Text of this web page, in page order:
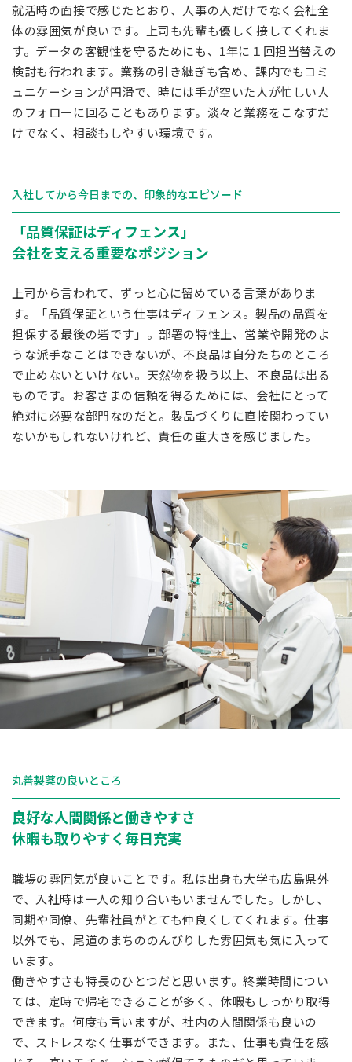
就活時の面接で感じたとおり、人事の人だけでなく会社全
体の雰囲気が良いです。上司も先輩も優しく接してくれま
す。データの客観性を守るためにも、1年に１回担当替えの
検討も行われます。業務の引き継ぎも含め、課内でもコミ
ュニケーションが円滑で、時には手が空いた人が忙しい人
のフォローに回ることもあります。淡々と業務をこなすだ
けでなく、相談もしやすい環境です。
入社してから今日までの、印象的なエピソード
「品質保証はディフェンス」
会社を支える重要なポジション
上司から言われて、ずっと心に留めている言葉がありま
す。「品質保証という仕事はディフェンス。製品の品質を
担保する最後の砦です」。部署の特性上、営業や開発のよ
うな派手なことはできないが、不良品は自分たちのところ
で止めないといけない。天然物を扱う以上、不良品は出る
ものです。お客さまの信頼を得るためには、会社にとって
絶対に必要な部門なのだと。製品づくりに直接関わってい
ないかもしれないけれど、責任の重大さを感じました。
丸善製薬の良いところ
良好な人間関係と働きやすさ
休暇も取りやすく毎日充実
職場の雰囲気が良いことです。私は出身も大学も広島県外
で、入社時は一人の知り合いもいませんでした。しかし、
同期や同僚、先輩社員がとても仲良くしてくれます。仕事
以外でも、尾道のまちののんびりした雰囲気も気に入って
います。
働きやすさも特長のひとつだと思います。終業時間につい
ては、定時で帰宅できることが多く、休暇もしっかり取得
できます。何度も言いますが、社内の人間関係も良いの
で、ストレスなく仕事ができます。また、仕事も責任を感